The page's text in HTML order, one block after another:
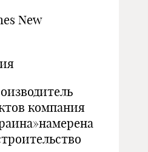
New
компания